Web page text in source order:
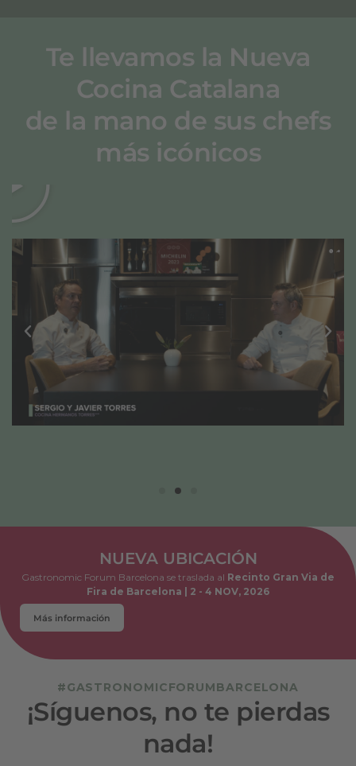
Te llevamos la Nueva
Cocina Catalana
de la mano de sus chefs
más icónicos
NUEVA UBICACIÓN
Gastronomic Forum Barcelona se traslada al Recinto Gran Via de
Fira de Barcelona | 2 - 4 NOV, 2026
Más información
#GASTRONOMICFORUMBARCELONA
¡Síguenos, no te pierdas
nada!